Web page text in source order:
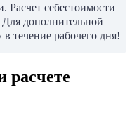
Расчет себестоимости
дополнительной
течение рабочего дня!
расчете